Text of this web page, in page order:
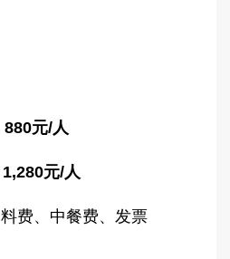
880元/人
1,280元/人
费、中餐费、发票